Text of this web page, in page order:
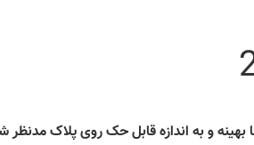
و به اندازه قابل حک روی پلاک